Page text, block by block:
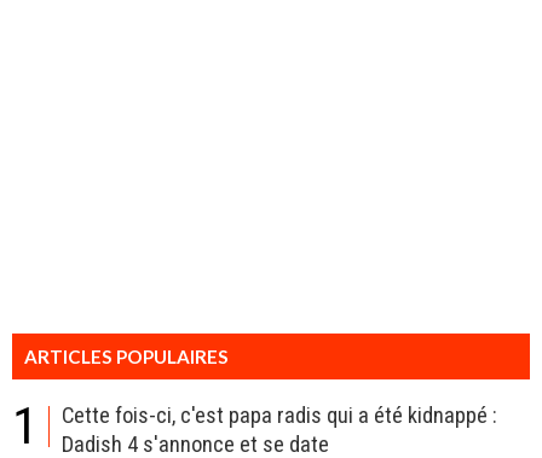
ARTICLES POPULAIRES
1
Cette fois-ci, c'est papa radis qui a été kidnappé :
Dadish 4 s'annonce et se date